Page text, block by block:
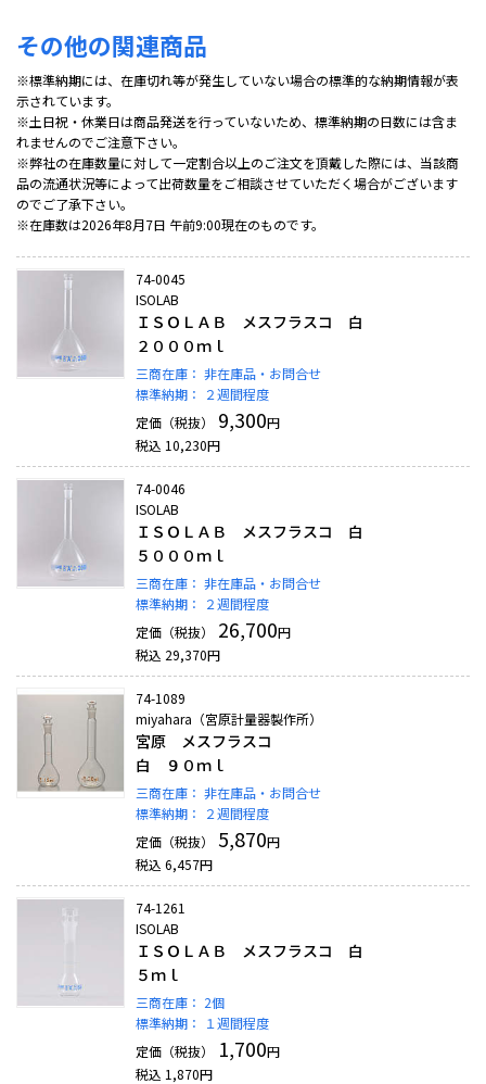
その他の関連商品
※標準納期には、在庫切れ等が発生していない場合の標準的な納期情報が表
示されています。
※土日祝・休業日は商品発送を行っていないため、標準納期の日数には含ま
れませんのでご注意下さい。
※弊社の在庫数量に対して一定割合以上のご注文を頂戴した際には、当該商
品の流通状況等によって出荷数量をご相談させていただく場合がございます
のでご了承下さい。
※在庫数は2026年8月7日 午前9:00現在のものです。
74-0045
ISOLAB
ＩＳＯＬＡＢ メスフラスコ 白
２０００ｍｌ
三商在庫： 非在庫品・お問合せ
標準納期：
２週間程度
定価（税抜）
9,300円
税込 10,230円
74-0046
ISOLAB
ＩＳＯＬＡＢ メスフラスコ 白
５０００ｍｌ
三商在庫： 非在庫品・お問合せ
標準納期：
２週間程度
定価（税抜）
26,700円
税込 29,370円
74-1089
miyahara（宮原計量器製作所）
宮原 メスフラスコ
白 ９０ｍｌ
三商在庫： 非在庫品・お問合せ
標準納期：
２週間程度
定価（税抜）
5,870円
税込 6,457円
74-1261
ISOLAB
ＩＳＯＬＡＢ メスフラスコ 白
５ｍｌ
三商在庫： 2個
標準納期：
１週間程度
定価（税抜）
1,700円
税込 1,870円